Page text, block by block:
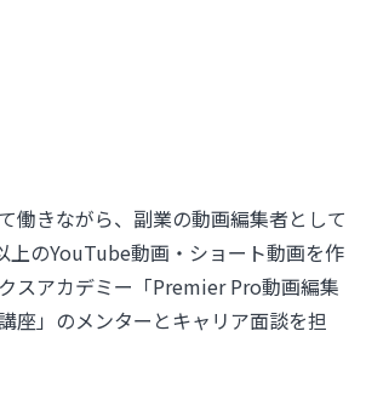
働きながら、副業の動画編集者として
上のYouTube動画・ショート動画を作
スアカデミー「Premier Pro動画編集
座」のメンターとキャリア面談を担